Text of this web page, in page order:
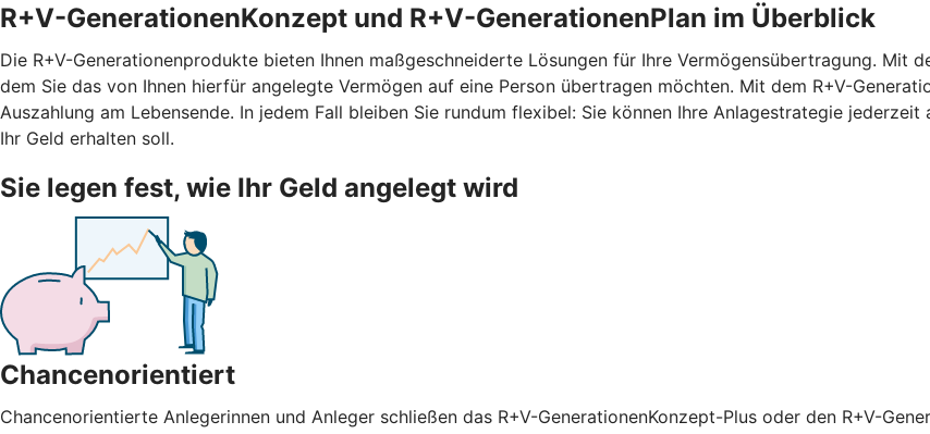
R+V-GenerationenKonzept und R+V-GenerationenPlan im Überblick
Die R+V-Generationenprodukte bieten Ihnen maßgeschneiderte Lösungen für Ihre Vermögensübertragung. Mit
dem Sie das von Ihnen hierfür angelegte Vermögen auf eine Person übertragen möchten. Mit dem R+V-
Auszahlung am Lebensende. In jedem Fall bleiben Sie rundum flexibel: Sie können Ihre Anlagestrategie
Ihr Geld erhalten soll.
Sie legen fest, wie Ihr Geld angelegt wird
Chancenorientiert
Chancenorientierte Anlegerinnen und Anleger schließen das R+V-GenerationenKonzept-Plus oder den R+V-